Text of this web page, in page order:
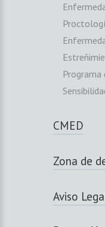
CMED
Zona de
Aviso